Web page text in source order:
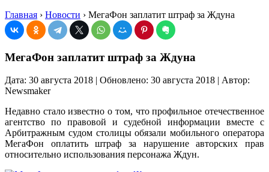
Главная › Новости › МегаФон заплатит штраф за Ждуна
МегаФон заплатит штраф за Ждуна
Дата: 30 августа 2018 | Обновлено: 30 августа 2018 | Автор:
Newsmaker
Недавно стало известно о том, что профильное отечественное
агентство по правовой и судебной информации вместе с
Арбитражным судом столицы обязали мобильного оператора
МегаФон оплатить штраф за нарушение авторских прав
относительно использования персонажа Ждун.